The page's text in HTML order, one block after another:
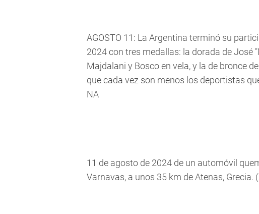
AGOSTO 11: La Argentina terminó su
2024 con tres medallas: la dorada de José
Majdalani y Bosco en vela, y la de bronce
que cada vez son menos los deportistas
NA
11 de agosto de 2024 de un automóvil
Varnavas, a unos 35 km de Atenas,